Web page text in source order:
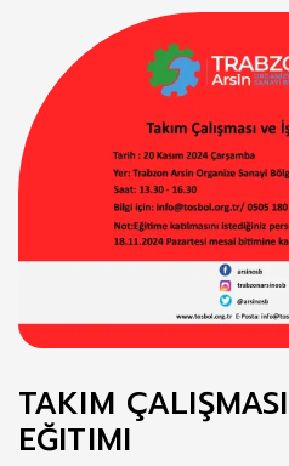
TAKIM
EĞITIMI